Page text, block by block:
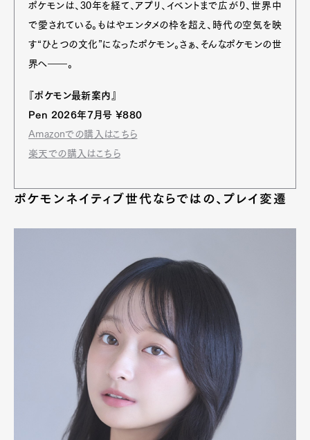
ポケモンは、30年を経て、アプリ、イベントまで広がり、世界中
で愛されている。もはやエンタメの枠を超え、時代の空気を映
す“ひとつの文化”になったポケモン。さぁ、そんなポケモンの世
界へ――。
『ポケモン最新案内』
Pen 2026年7月号 ¥880
Amazonでの購入はこちら
楽天での購入はこちら
ポケモンネイティブ世代ならではの、プレイ変遷